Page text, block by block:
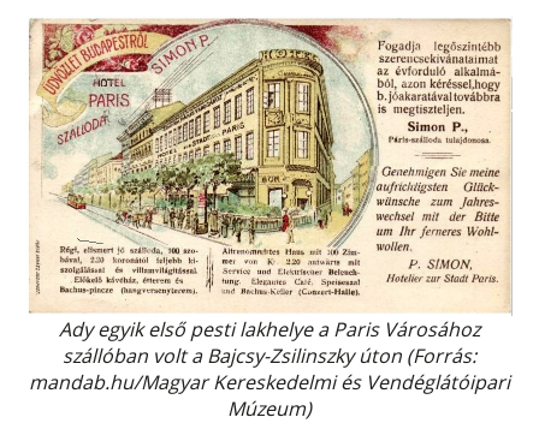
Ady egyik első pesti lakhelye a Paris Városához
szállóban volt a Bajcsy-Zsilinszky úton (Forrás:
mandab.hu/Magyar Kereskedelmi és Vendéglátóipari
Múzeum)